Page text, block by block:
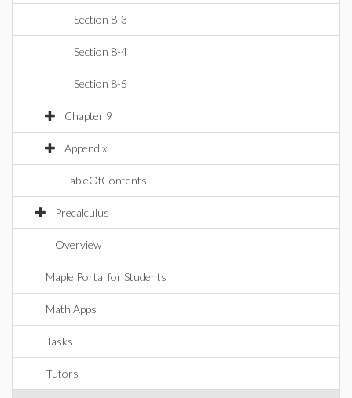
Section 8-3
Section 8-4
Section 8-5
Chapter 9
Appendix
TableOfContents
Precalculus
Overview
Maple Portal for Students
Math Apps
Tasks
Tutors